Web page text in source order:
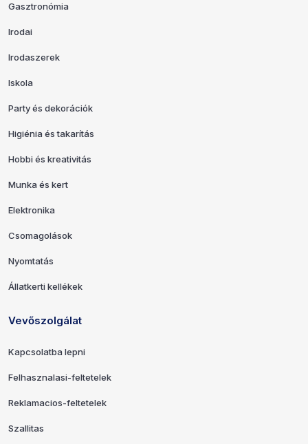
Gasztronómia
Irodai
Irodaszerek
Iskola
Party és dekorációk
Higiénia és takarítás
Hobbi és kreativitás
Munka és kert
Elektronika
Csomagolások
Nyomtatás
Állatkerti kellékek
Vevőszolgálat
Kapcsolatba lepni
Felhasznalasi-feltetelek
Reklamacios-feltetelek
Szallitas